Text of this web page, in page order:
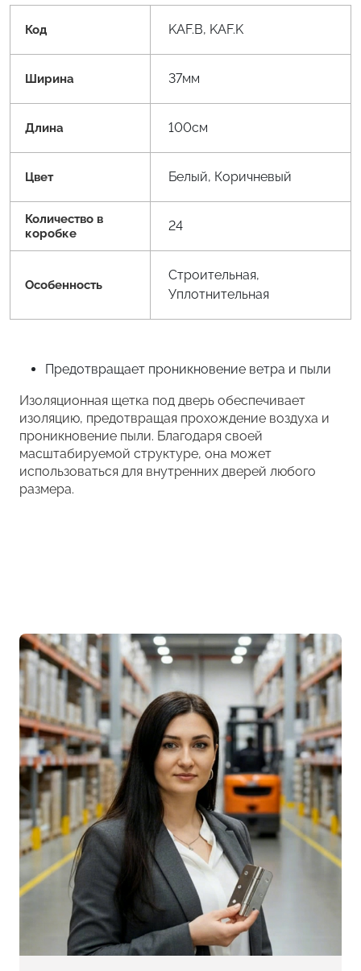
Код KAF.B, KAF.K
Ширина 37мм
Длина 100см
Цвет Белый, Коричневый
Количество в
коробке
24
Особенность
Строительная,
Уплотнительная
Предотвращает проникновение ветра и пыли
Изоляционная щетка под дверь обеспечивает
изоляцию, предотвращая прохождение воздуха и
проникновение пыли. Благодаря своей
масштабируемой структуре, она может
использоваться для внутренних дверей любого
размера.